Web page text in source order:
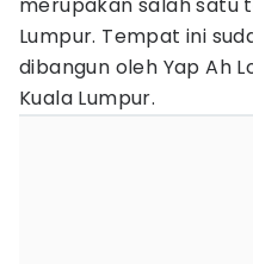
Lumpur. Tempat ini
dibangun oleh Yap Ah
Kuala Lumpur.